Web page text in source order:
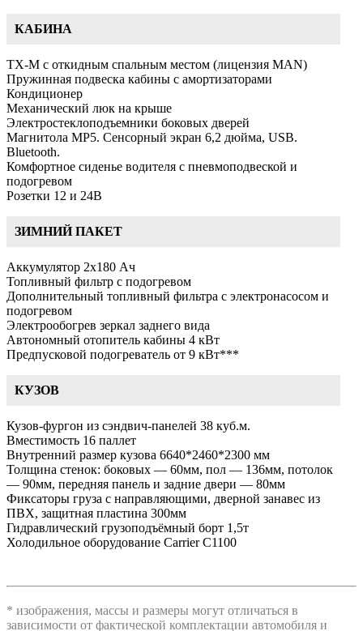
КАБИНА
TX-M с откидным спальным местом (лицензия MAN)
Пружинная подвеска кабины с амортизаторами
Кондиционер
Механический люк на крыше
Электростеклоподъемники боковых дверей
Магнитола MP5. Сенсорный экран 6,2 дюйма, USB.
Bluetooth.
Комфортное сиденье водителя с пневмоподвеской и
подогревом
Розетки 12 и 24В
ЗИМНИЙ ПАКЕТ
Аккумулятор 2х180 Ач
Топливный фильтр с подогревом
Дополнительный топливный фильтра с электронасосом и
подогревом
Электрообогрев зеркал заднего вида
Автономный отопитель кабины 4 кВт
Предпусковой подогреватель от 9 кВт***
КУЗОВ
Кузов-фургон из сэндвич-панелей 38 куб.м.
Вместимость 16 паллет
Внутренний размер кузова 6640*2460*2300 мм
Толщина стенок: боковых — 60мм, пол — 136мм, потолок
— 90мм, передняя панель и задние двери — 80мм
Фиксаторы груза с направляющими, дверной занавес из
ПВХ, защитная пластина 300мм
Гидравлический грузоподъёмный борт 1,5т
Холодильное оборудование Carrier C1100
* изображения, массы и размеры могут отличаться в
зависимости от фактической комплектации автомобиля и